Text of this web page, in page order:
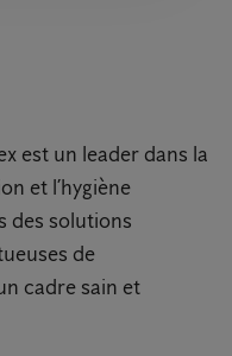
est un leader dans la
et l’hygiène
des solutions
de
cadre sain et